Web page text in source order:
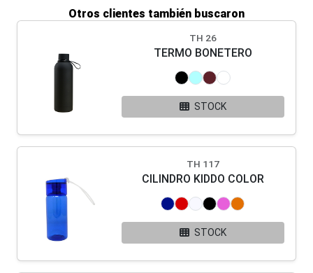
Otros clientes también buscaron
TH 26
TERMO BONETERO
STOCK
TH 117
CILINDRO KIDDO COLOR
STOCK